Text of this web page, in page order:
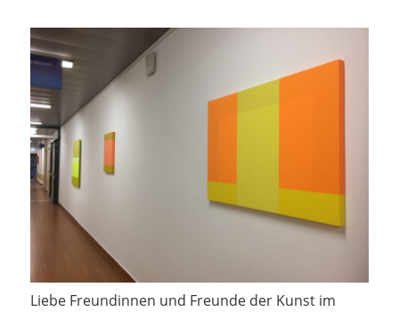
Liebe Freundinnen und Freunde der Kunst im